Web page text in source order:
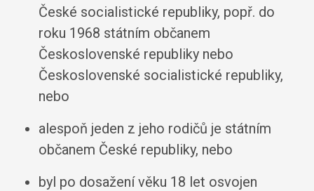
České socialistické republiky, popř. do
roku 1968 státním občanem
Československé republiky nebo
Československé socialistické republiky,
nebo
alespoň jeden z jeho rodičů je státním
občanem České republiky, nebo
byl po dosažení věku 18 let osvojen